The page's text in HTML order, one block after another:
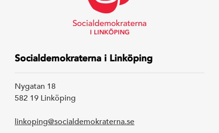
I LINKÖPING
Socialdemokraterna i Linköping
Nygatan 18
582 19 Linköping
linkoping@socialdemokraterna.se